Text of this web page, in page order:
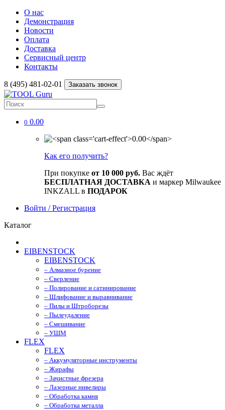
О нас
Демонстрация
Новости
Оплата
Доставка
Сервисный центр
Контакты
8 (495) 481-02-01 Заказать звонок
0 0.00
Как его получить?
При покупке от 10 000 руб. Вас ждёт
БЕСПЛАТНАЯ ДОСТАВКА и маркер Milwaukee
INKZALL в ПОДАРОК
Войти / Регистрация
Каталог
EIBENSTOCK
EIBENSTOCK
– Алмазное бурение
– Сверление
– Полирование и сатинирование
– Шлифование и выравнивание
– Пилы и Штроборезы
– Пылеудаление
– Смешивание
– УШМ
FLEX
FLEX
– Аккумуляторные инструменты
– Жирафы
– Зачистные фрезера
– Лазерные нивелиры
– Обработка камня
– Обработка металла